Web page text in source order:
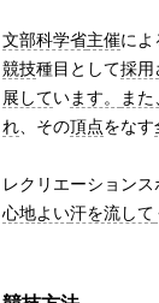
文部科学省主催によ
競技種目として採用
展しています。 また
れ、その頂点をなす
レクリエーションス
心地よい汗を流して